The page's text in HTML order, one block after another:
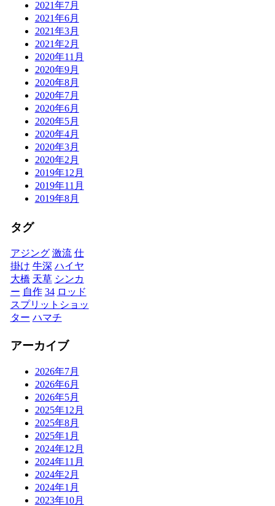
2021年7月
2021年6月
2021年3月
2021年2月
2020年11月
2020年9月
2020年8月
2020年7月
2020年6月
2020年5月
2020年4月
2020年3月
2020年2月
2019年12月
2019年11月
2019年8月
タグ
アジング 激流 仕
掛け 牛深 ハイヤ
大橋 天草 シンカ
ー 自作 34 ロッド
スプリットショッ
ター ハマチ
アーカイブ
2026年7月
2026年6月
2026年5月
2025年12月
2025年8月
2025年1月
2024年12月
2024年11月
2024年2月
2024年1月
2023年10月